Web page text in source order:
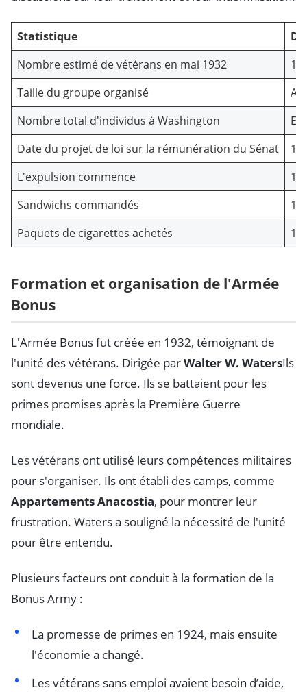
Statistique
Nombre estimé de vétérans en mai 1932
Taille du groupe organisé
Nombre total d'individus à Washington
Date du projet de loi sur la rémunération du Sénat
17
L'expulsion commence
13
Sandwichs commandés
Paquets de cigarettes achetés
Formation et organisation de l'Armée
Bonus
L'Armée Bonus fut créée en 1932, témoignant de
l'unité des vétérans. Dirigée parWalter W. WatersIls
sont devenus une force. Ils se battaient pour les
primes promises après la Première Guerre
mondiale.
Les vétérans ont utilisé leurs compétences militaires
pour s'organiser. Ils ont établi des camps, comme
Appartements Anacostia, pour montrer leur
frustration. Waters a souligné la nécessité de l'unité
pour être entendu.
Plusieurs facteurs ont conduit à la formation de la
Bonus Army :
La promesse de primes en 1924, mais ensuite
l'économie a changé.
Les vétérans sans emploi avaient besoin d’aide,